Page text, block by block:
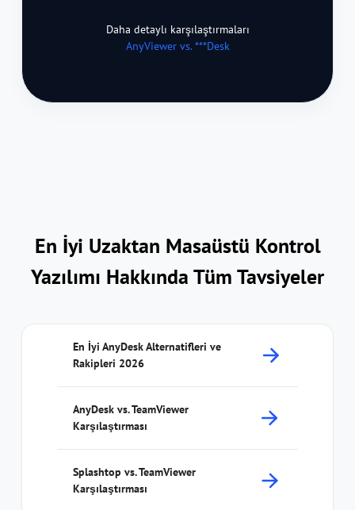
Daha detaylı karşılaştırmaları
AnyViewer vs. ***Desk
En İyi Uzaktan Masaüstü Kontrol
Yazılımı Hakkında Tüm Tavsiyeler
En İyi AnyDesk Alternatifleri ve
Rakipleri 2026
AnyDesk vs. TeamViewer
Karşılaştırması
Splashtop vs. TeamViewer
Karşılaştırması